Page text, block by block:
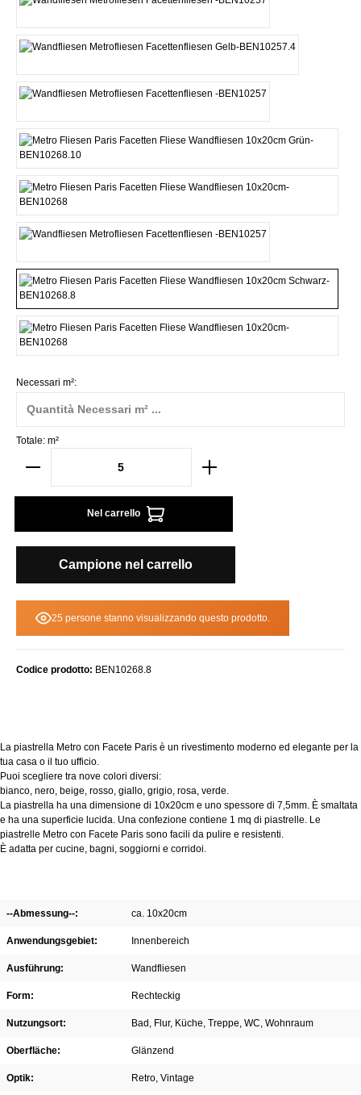
Necessari m²:
Totale: m²
Nel carrello
Campione nel carrello
25 persone stanno visualizzando questo prodotto.
Codice prodotto: BEN10268.8
La piastrella Metro con Facete Paris è un rivestimento moderno ed elegante per la
tua casa o il tuo ufficio.
Puoi scegliere tra nove colori diversi:
bianco, nero, beige, rosso, giallo, grigio, rosa, verde.
La piastrella ha una dimensione di 10x20cm e uno spessore di 7,5mm. È smaltata
e ha una superficie lucida. Una confezione contiene 1 mq di piastrelle. Le
piastrelle Metro con Facete Paris sono facili da pulire e resistenti.
È adatta per cucine, bagni, soggiorni e corridoi.
--Abmessung--: ca. 10x20cm
Anwendungsgebiet: Innenbereich
Ausführung: Wandfliesen
Form: Rechteckig
Nutzungsort: Bad , Flur, Küche, Treppe, WC, Wohnraum
Oberfläche: Glänzend
Optik: Retro, Vintage